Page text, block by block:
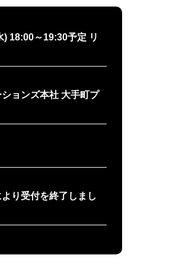
) 18:00～19:30予定 リ
ョンズ本社 大手町プ
り受付を終了しまし